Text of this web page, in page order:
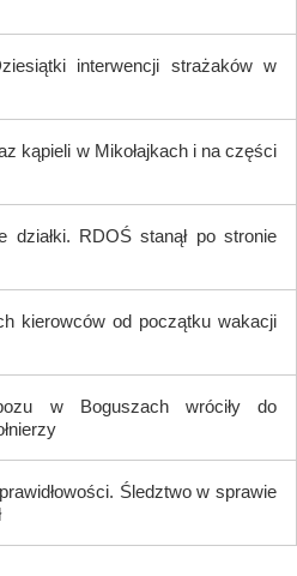
interwencji strażaków w
kąpieli w Mikołajkach i na części
działki. RDOŚ stanął po stronie
kierowców od początku wakacji
w Boguszach wróciły do
Śledztwo w sprawie